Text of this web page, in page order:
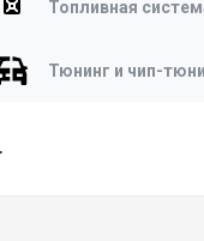
Топливная
Тюнинг и чип-